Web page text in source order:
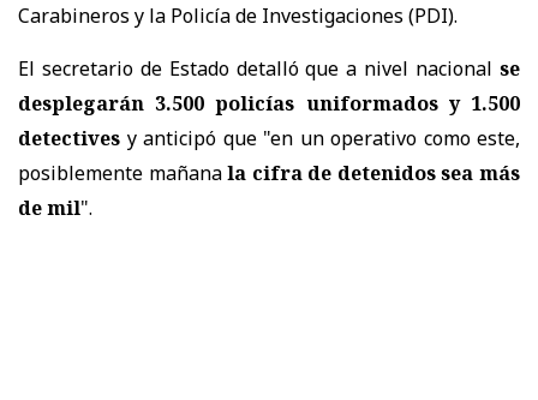
Carabineros y la Policía de Investigaciones (PDI).
El secretario de Estado detalló que a nivel nacional se
desplegarán 3.500 policías uniformados y 1.500
detectives y anticipó que "en un operativo como este,
posiblemente mañanala cifra de detenidos sea más
de mil".